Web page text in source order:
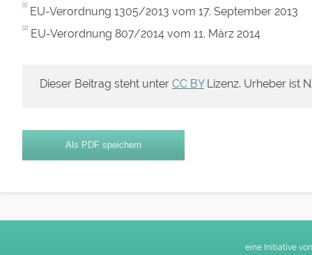
[1] EU-Verordnung 1305/2013 vom 17. September 2013
[2] EU-Verordnung 807/2014 vom 11. März 2014
Dieser Beitrag steht unter CC BYLizenz. Urheber ist
Als PDF speichern
eine Initiative von